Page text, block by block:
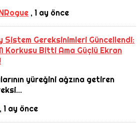
,1 ay önce
Sistem Gereksinimleri Güncellendi:
Korkusu Bitti Ama Güçlü Ekran
yüreğini ağzına getiren
,1 ay önce